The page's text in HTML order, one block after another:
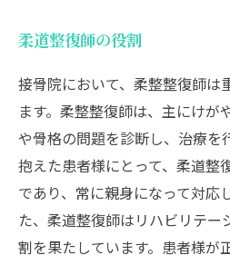
柔道整復師の役割
接骨院において、柔整整復師は
ます。柔整整復師は、主にけが
や骨格の問題を診断し、治療を
抱えた患者様にとって、柔道整
であり、常に親身になって対応
た、柔道整復師はリハビリテー
割を果たしています。患者様が